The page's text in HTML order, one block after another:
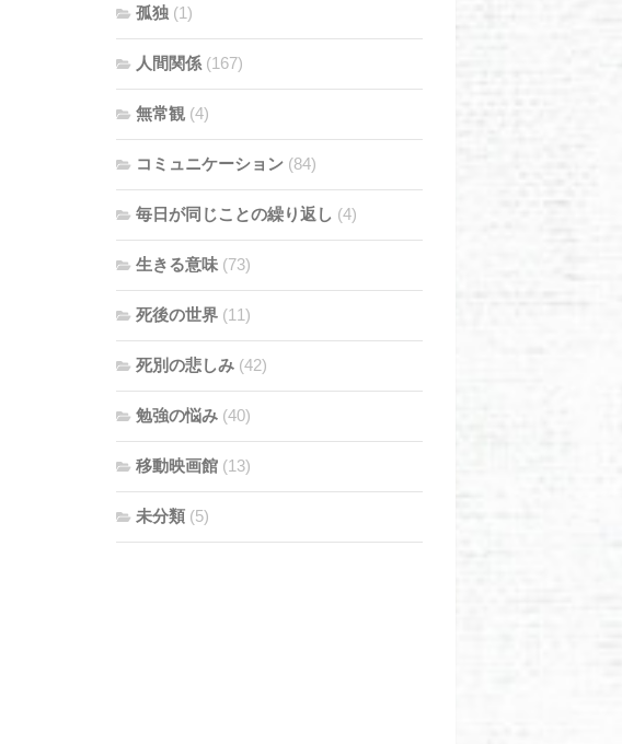
孤独 (1)
人間関係 (167)
無常観 (4)
コミュニケーション (84)
毎日が同じことの繰り返し (4)
生きる意味 (73)
死後の世界 (11)
死別の悲しみ (42)
勉強の悩み (40)
移動映画館 (13)
未分類 (5)